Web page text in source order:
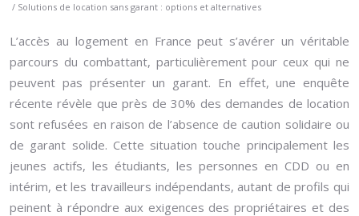
/ Solutions de location sans garant : options et alternatives
L’accès au logement en France peut s’avérer un véritable
parcours du combattant, particulièrement pour ceux qui ne
peuvent pas présenter un garant. En effet, une enquête
récente révèle que près de 30% des demandes de location
sont refusées en raison de l’absence de caution solidaire ou
de garant solide. Cette situation touche principalement les
jeunes actifs, les étudiants, les personnes en CDD ou en
intérim, et les travailleurs indépendants, autant de profils qui
peinent à répondre aux exigences des propriétaires et des